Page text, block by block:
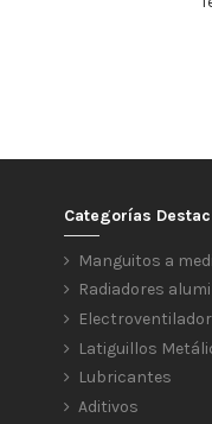
Categorías
Manguitos a
Radiadores
Latiguillos
Lubricantes
Aditivos